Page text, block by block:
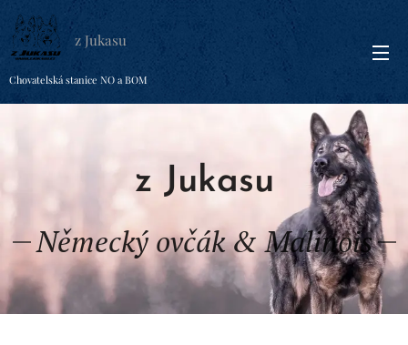
z Jukasu
Chovatelská stanice NO a BOM
z Jukasu
Německý ovčák & Malinois